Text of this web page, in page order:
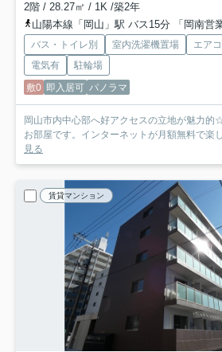
2階 / 28.27㎡ / 1K /築2年
山陽本線「岡山」駅 バス15分 「岡南営
バス・トイレ別 室内洗濯機置場 エア
電気有
駐輪場
敷0 即入居可 パノラマ
岡山市内中心部へ好アクセスの立地が魅力的
お部屋です。インターネットが月額無料で楽
見る
賃貸マンション